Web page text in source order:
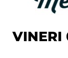
VINERI